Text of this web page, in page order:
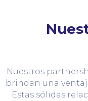
Nuestros
brindan una
Estas sólidas